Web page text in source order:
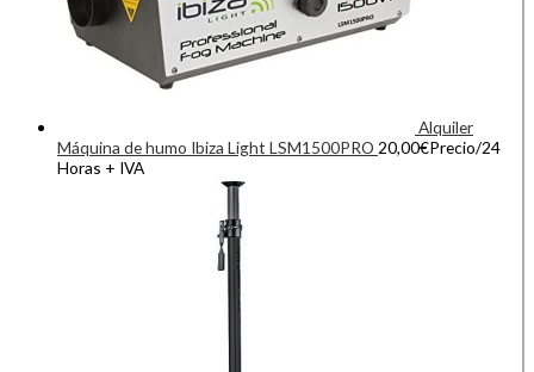
Alquiler
Máquina de humo Ibiza Light LSM1500PRO 20,00€Precio/24
Horas + IVA